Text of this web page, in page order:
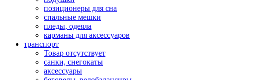
позиционеры для сна
спальные мешки
пледы, одеяла
карманы для аксеcсуаров
транспорт
Товар отсутствует
санки, снегокаты
аксессуары